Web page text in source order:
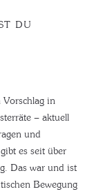
DU
in
– aktuell
und
es seit über
Das war und ist
Bewegung